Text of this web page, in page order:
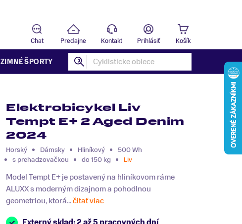
Chat Predajne Kontakt Prihlásiť Košík
ZIMNÉ ŠPORTY
Elektrobicykel Liv
Tempt E+ 2 Aged Denim
2024
Horský Dámsky Hliníkový
500 Wh
s prehadzovačkou
do 150 kg Liv
Model Tempt E+ je postavený na hliníkovom ráme
ALUXX s moderným dizajnom a pohodlnou
geometriou, ktorá...čitať viac